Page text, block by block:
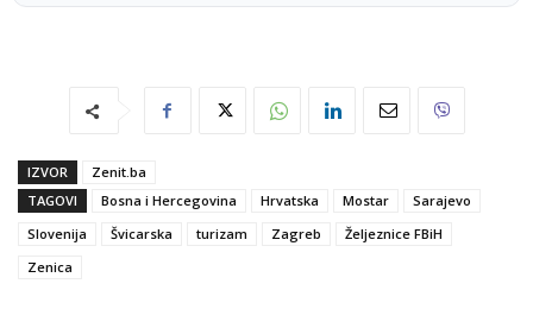
IZVOR
Zenit.ba
TAGOVI
Bosna i Hercegovina Hrvatska Mostar
Sarajevo
Slovenija
Švicarska turizam Zagreb
Željeznice FBiH
Zenica